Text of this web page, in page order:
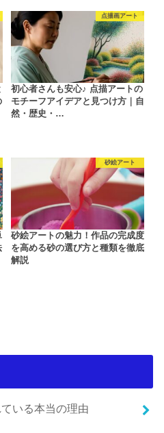
点描画アート
初心者さんも安心♪ 点描アートの
モチーフアイデアと見つけ方｜自
然・歴史・…
砂絵アート
砂絵アートの魅力！作品の完成度
を高める砂の選び方と種類を徹底
解説
いる本当の理由